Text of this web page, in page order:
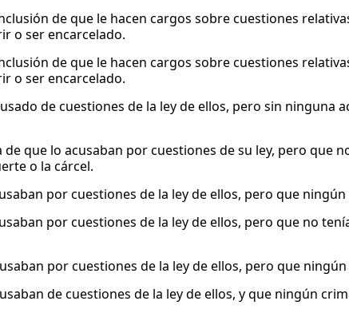
de que le hacen cargos sobre cuestiones
o ser encarcelado.
de que le hacen cargos sobre cuestiones
o ser encarcelado.
de cuestiones de la ley de ellos, pero sin ninguna
de que lo acusaban por cuestiones de su ley, pero que
o la cárcel.
por cuestiones de la ley de ellos, pero que
por cuestiones de la ley de ellos, pero que no
por cuestiones de la ley de ellos, pero que
de cuestiones de la ley de ellos, y que ningún